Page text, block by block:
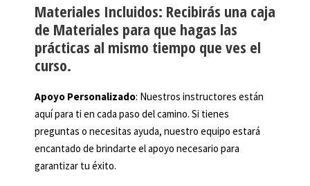
Materiales Incluidos: Recibirás una caja
de Materiales para que hagas las
prácticas al mismo tiempo que ves el
curso.
Apoyo Personalizado: Nuestros instructores están
aquí para ti en cada paso del camino. Si tienes
preguntas o necesitas ayuda, nuestro equipo estará
encantado de brindarte el apoyo necesario para
garantizar tu éxito.